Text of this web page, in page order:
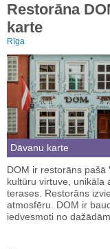
Restorāna
karte
Rīga
Dāvanu karte
DOM ir restorāns pašā
kultūru virtuve, unikāla
terases. Restorāns
atmosfēru. DOM ir
iedvesmoti no